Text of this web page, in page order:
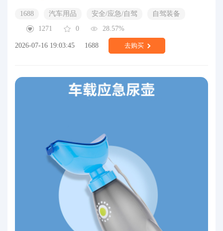
1688 汽车用品 安全/应急/自驾
自驾装备
1271
0 28.57%
2026-07-16 19:03:45 1688 去购买